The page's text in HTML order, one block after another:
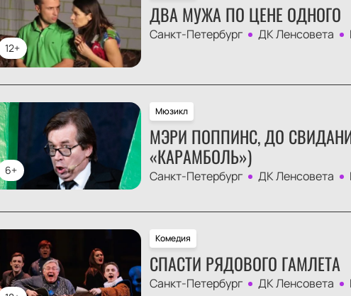
12+
ДВА МУЖА ПО ЦЕНЕ ОДНОГО
Санкт-Петербург ДК Ленсовета
6+
Мюзикл
МЭРИ ПОППИНС, ДО
«КАРАМБОЛЬ»)
Санкт-Петербург ДК Ленсовета
Комедия
СПАСТИ РЯДОВОГО ГАМЛЕТА
Санкт-Петербург ДК Ленсовета